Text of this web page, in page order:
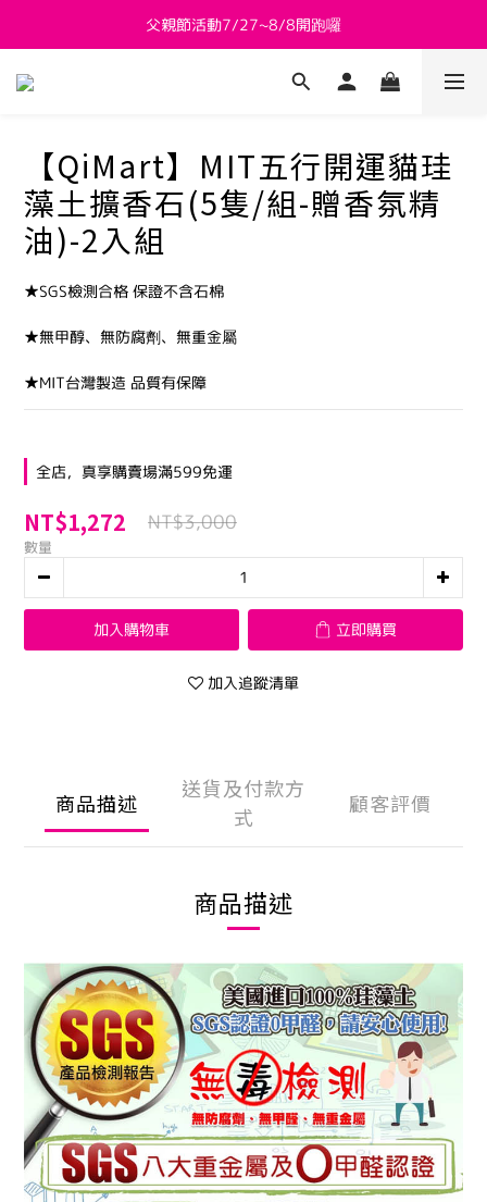
新會員送 $800購物金
新會員送 $800購物金
【QiMart】MIT五行開運貓珪
藻土擴香石(5隻/組-贈香氛精
油)-2入組
★SGS檢測合格 保證不含石棉
★無甲醇、無防腐劑、無重金屬
★MIT台灣製造 品質有保障
全店，真享購賣場滿599免運
NT$1,272 NT$3,000
數量
加入購物車 立即購買
加入追蹤清單
商品描述
送貨及付款方
式
顧客評價
商品描述